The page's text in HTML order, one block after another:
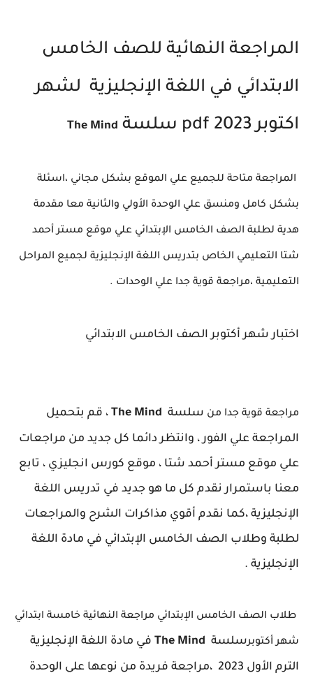
المراجعة النهائية للصف الخامس
الابتدائي في اللغة الإنجليزية لشهر
اكتوبر 2023 pdf سلسة
The Mind
المراجعة متاحة للجميع علي الموقع بشكل مجاني ،اسئلة
بشكل كامل ومنسق علي الوحدة الأولي والثانية معا مقدمة
هدية لطلبة الصف الخامس الإبتدائي علي موقع مستر أحمد
شتا التعليمي الخاص بتدريس اللغة الإنجليزية لجميع المراحل
التعليمية ،مراجعة قوية جدا علي الوحدات .
اختبار شهر أكتوبر الصف الخامس الابتدائي
مراجعة قوية جدا من سلسة The Mind ، قم بتحميل
المراجعة علي الفور ، وانتظر دائما كل جديد من مراجعات
علي موقع مستر أحمد شتا ، موقع كورس انجليزي ، تابع
معنا باستمرار نقدم كل ما هو جديد في تدريس اللغة
الإنجليزية ،كما نقدم أقوي مذاكرات الشرح والمراجعات
لطلبة وطلاب الصف الخامس الإبتدائي في مادة اللغة
الإنجليزية .
طلاب الصف الخامس الإبتدائي مراجعة النهائية خامسة ابتدائي
شهر أكتوبرسلسة The Mind في مادة اللغة الإنجليزية
الترم الأول 2023 ،مراجعة فريدة من نوعها علي الوحدة